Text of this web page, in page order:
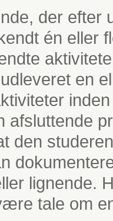
der efter
én eller
en
afsluttende
den
lignende.
tale om